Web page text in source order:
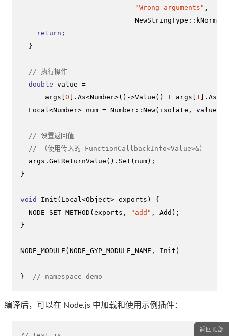
"Wrong arguments" ,
return ;
  }
// 执行操作
double value =
      args[
0 ]. As<Number>()->Value () + args[ 1 ]. As
  Local<Number> num = Number::
New(isolate, value);
// 设置返回值
// （使用传入的 FunctionCallbackInfo<Value>&）
  args.
GetReturnValue (). Set (num);
}
void Init (Local<Object> exports)
{
NODE_SET_METHOD (exports, "add" , Add);
}
NODE_MODULE (NODE_GYP_MODULE_NAME, Init)
} // namespace demo
编译后，可以在 Node.js 中加载和使用示例插件：
返回顶部